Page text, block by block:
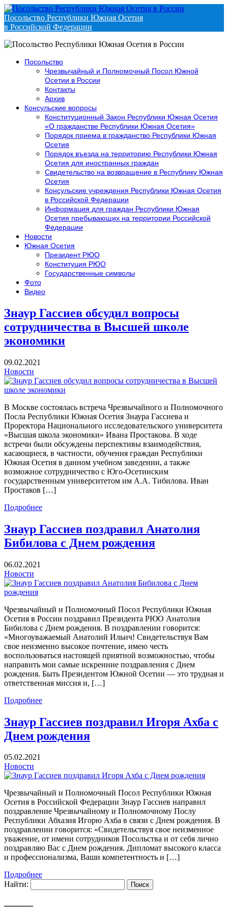
Посольство Республики Южная Осетия
в Российской Федерации
Посольство
Чрезвычайный и Полномочный Посол Южной
Осетии в России
Контакты
Архив
Консульские вопросы
Конституционный Закон Республики Южная Осетия
«О гражданстве Республики Южная Осетия»
Порядок приема в гражданство Республики Южная
Осетия
Порядок въезда на территорию Республики Южная
Осетия для иностранных граждан
Свидетельство на возвращение в Республику Южная
Осетия
Консульские учреждения Республики Южная Осетия
в Российской Федерации
Информация для граждан Республики Южная
Осетия пребывающих на территории Российской
Федерации
Новости
Южная Осетия
Президент РЮО
Конституция РЮО
Государственные символы
Фото
Видео
Знаур Гассиев обсудил вопросы
сотрудничества в Высшей школе
экономики
09.02.2021
Новости
В Москве состоялась встреча Чрезвычайного и Полномочного
Посла Республики Южная Осетия Знаура Гассиева и
Проректора Национального исследовательского университета
«Высшая школа экономики» Ивана Простакова. В ходе
встречи были обсуждены перспективы взаимодействия,
касающиеся, в частности, обучения граждан Республики
Южная Осетия в данном учебном заведении, а также
возможное сотрудничество с Юго-Осетинским
государственным университетом им А.А. Тибилова. Иван
Простаков […]
Подробнее
Знаур Гассиев поздравил Анатолия
Бибилова с Днем рождения
06.02.2021
Новости
Чрезвычайный и Полномочный Посол Республики Южная
Осетия в России поздравил Президента РЮО Анатолия
Бибилова с Днем рождения. В поздравлении говорится:
«Многоуважаемый Анатолий Ильич! Свидетельствуя Вам
свое неизменно высокое почтение, имею честь
воспользоваться настоящей приятной возможностью, чтобы
направить мои самые искренние поздравления с Днем
рождения. Быть Президентом Южной Осетии — это трудная и
ответственная миссия и, […]
Подробнее
Знаур Гассиев поздравил Игоря Ахба с
Днем рождения
05.02.2021
Новости
Чрезвычайный и Полномочный Посол Республики Южная
Осетия в Российской Федерации Знаур Гассиев направил
поздравление Чрезвычайному и Полномочному Послу
Республики Абхазия Игорю Ахба в связи с Днем рождения. В
поздравлении говорится: «Свидетельствуя свое неизменное
уважение, от имени сотрудников Посольства и от себя лично
поздравляю Вас с Днем рождения. Дипломат высокого класса
и профессионализма, Ваши компетентность и […]
Подробнее
Найти:
———